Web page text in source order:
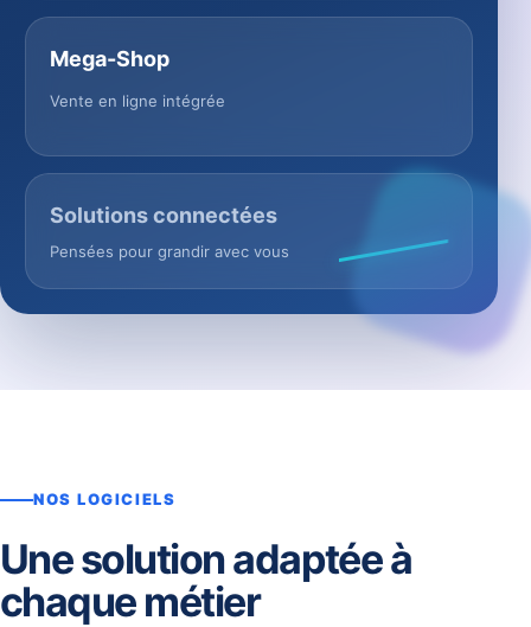
Mega-Shop
Vente en ligne intégrée
Solutions connectées
Pensées pour grandir avec vous
NOS LOGICIELS
Une solution adaptée à
chaque métier